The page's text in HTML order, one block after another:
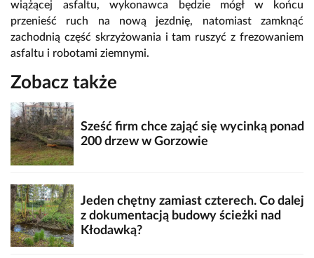
wiążącej asfaltu, wykonawca będzie mógł w końcu
przenieść ruch na nową jezdnię, natomiast zamknąć
zachodnią część skrzyżowania i tam ruszyć z frezowaniem
asfaltu i robotami ziemnymi.
Zobacz także
Sześć firm chce zająć się wycinką ponad
200 drzew w Gorzowie
Jeden chętny zamiast czterech. Co dalej
z dokumentacją budowy ścieżki nad
Kłodawką?